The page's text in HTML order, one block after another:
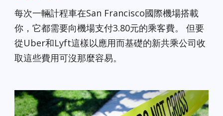
每次一輛計程車在San Francisco國際機場搭載
你，它都需要向機場支付3.80元的乘客費。 但要
從Uber和Lyft這樣以應用而基礎的新共乘公司收
取這些費用可沒那麼容易。